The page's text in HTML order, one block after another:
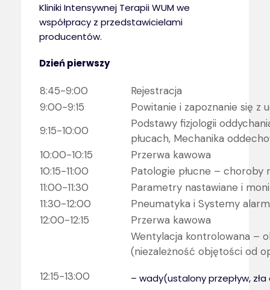
Kliniki Intensywnej Terapii WUM we
współpracy z przedstawicielami
producentów.
Dzień pierwszy
8:45-9:00
Rejestracja
9:00-9:15
Powitanie i zapoznanie się z
9:15-10:00
Podstawy fizjologii
płucach, Mechanika
10:00-10:15
Przerwa kawowa
10:15-11:00
Patologie płucne –
11:00-11:30
Parametry nastawiane i
11:30-12:00
Pneumatyka i Systemy
12:00-12:15
Przerwa kawowa
12:15-13:00
Wentylacja kontrolowana –
(niezależność objętości od
– wady(ustalony przepływ,